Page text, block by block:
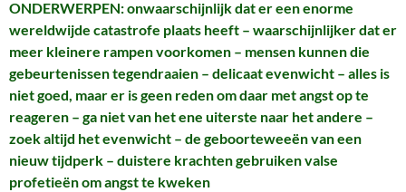
ONDERWERPEN: onwaarschijnlijk dat er een enorme
wereldwijde catastrofe plaats heeft – waarschijnlijker dat er
meer kleinere rampen voorkomen – mensen kunnen die
gebeurtenissen tegendraaien – delicaat evenwicht – alles is
niet goed, maar er is geen reden om daar met angst op te
reageren – ga niet van het ene uiterste naar het andere –
zoek altijd het evenwicht – de geboorteweeën van een
nieuw tijdperk – duistere krachten gebruiken valse
profetieën om angst te kweken